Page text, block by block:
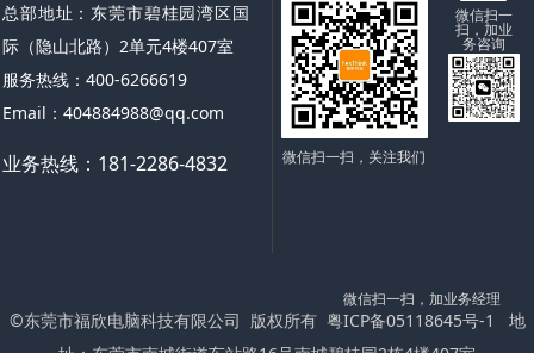
总部地址：东莞市碧桂园湾区国
际（隐山北路）2单元4楼407室
服务热线：400-6266619
Email：404884988@qq.com
业务热线：181-2286-4832 微信扫一扫，关注我们
©东莞市福欣电脑科技有限公司 版权所有 粤ICP备05118645号-1
地
微信扫一扫，加业务经理
微信扫一
扫，加业
务咨询